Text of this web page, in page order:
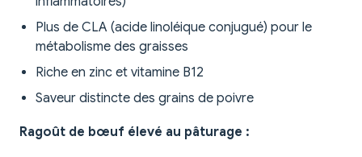
Plus de CLA (acide linoléique conjugué) pour le
métabolisme des graisses
Riche en zinc et vitamine B12
Saveur distincte des grains de poivre
Ragoût de bœuf élevé au pâturage :